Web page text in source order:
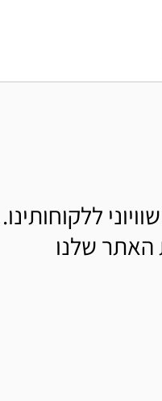
ללקוחותינו.
האתר שלנו